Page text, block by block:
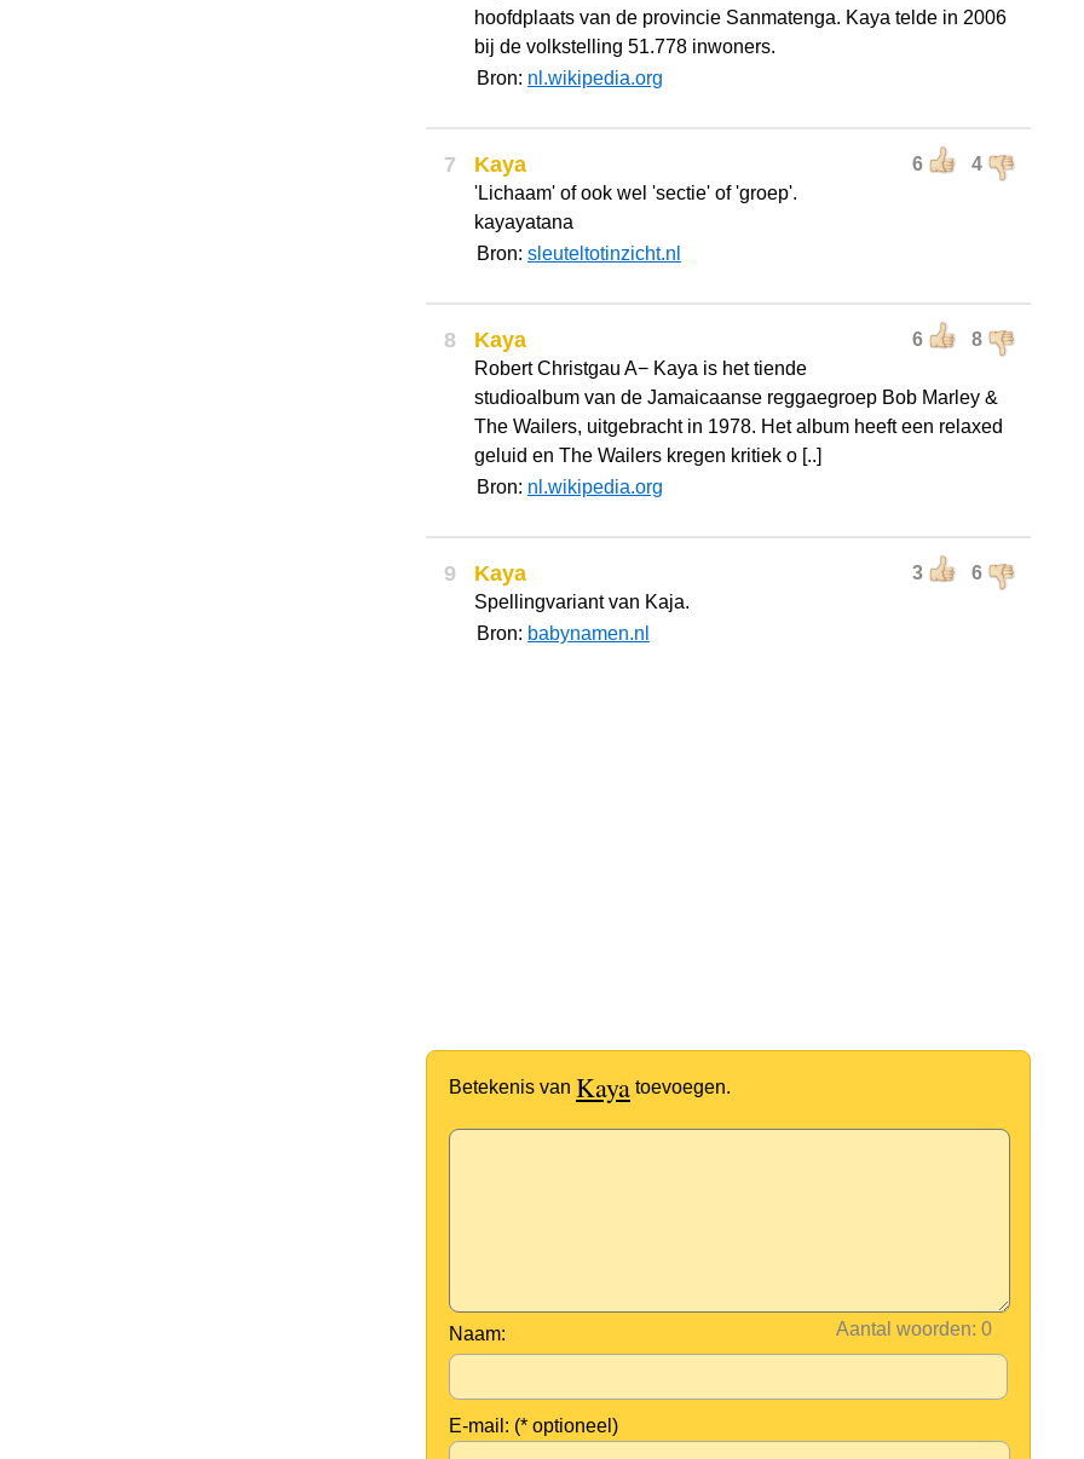
hoofdplaats van de provincie Sanmatenga. Kaya telde in 2006
bij de volkstelling 51.778 inwoners.
Bron: nl.wikipedia.org
7 6 4
Kaya
'Lichaam' of ook wel 'sectie' of 'groep'.
kayayatana
Bron: sleuteltotinzicht.nl
8 6 8
Kaya
Robert Christgau A− Kaya is het tiende
studioalbum van de Jamaicaanse reggaegroep Bob Marley &
The Wailers, uitgebracht in 1978. Het album heeft een relaxed
geluid en The Wailers kregen kritiek o [..]
Bron: nl.wikipedia.org
9 3 6
Kaya
Spellingvariant van Kaja.
Bron: babynamen.nl
Betekenis van Kaya toevoegen.
Aantal woorden:
Naam:
E-mail: (* optioneel)